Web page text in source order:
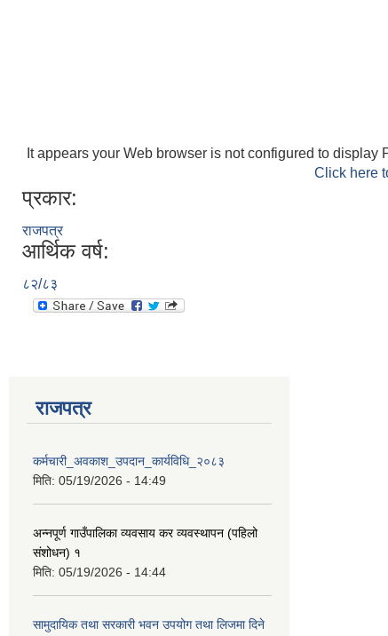
It appears your Web browser is not configured to display
Click here
प्रकार:
राजपत्र
आर्थिक वर्ष:
८२/८३
राजपत्र
कर्मचारी_अवकाश_उपदान_कार्यविधि_२०८३
मिति: 05/19/2026 - 14:49
अन्नपूर्ण गाउँपालिका व्यवसाय कर व्यवस्थापन (पहिलो
संशोधन) १
मिति: 05/19/2026 - 14:44
सामुदायिक तथा सरकारी भवन उपयोग तथा लिजमा दिने